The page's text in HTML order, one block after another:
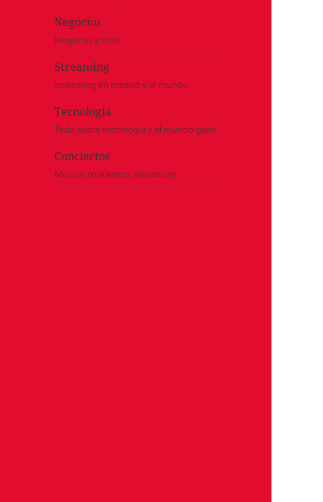
Negocios
Negocios y mas
Streaming
streaming en mexico y el mundo
Tecnología
Todo sobre tecnología y el mundo geek
Conciertos
Música, conciertos, streaming